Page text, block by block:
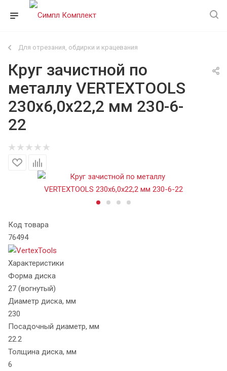
Для отрезания, обдирки и крацевания
Круг зачистной по
металлу VERTEXTOOLS
230х6,0х22,2 мм 230-6-
22
Код товара
76494
Характеристики
Форма диска
27 (вогнутый)
Диаметр диска, мм
230
Посадочный диаметр, мм
22.2
Толщина диска, мм
6